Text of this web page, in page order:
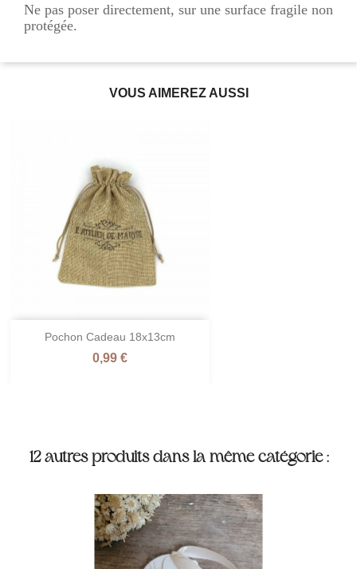
Ne pas poser directement, sur une surface fragile non
protégée.
VOUS AIMEREZ AUSSI
Pochon Cadeau 18x13cm
Prix
0,99 €
12 autres produits dans la même catégorie :